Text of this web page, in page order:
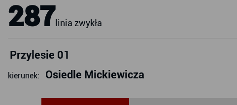
287 linia zwykła
Przylesie 01
kierunek: Osiedle Mickiewicza